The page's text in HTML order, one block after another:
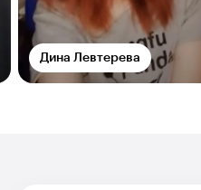
Дина Левтерева